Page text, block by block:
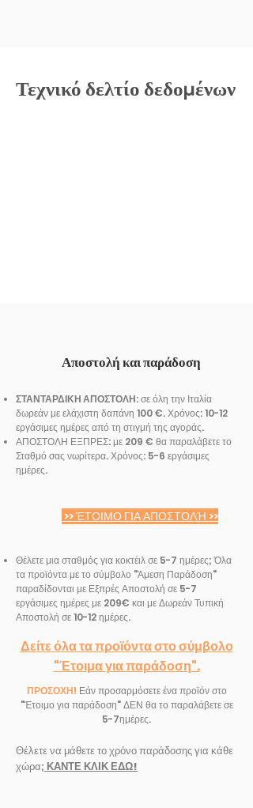
Τεχνικό δελτίο δεδομένων
Αποστολή και παράδοση
ΣΤΑΝΤΑΡΔΙΚΗ ΑΠΟΣΤΟΛΗ: σε όλη την Ιταλία
δωρεάν με ελάχιστη δαπάνη 100 €. Χρόνος: 10-12
εργάσιμες ημέρες από τη στιγμή της αγοράς.
ΑΠΟΣΤΟΛΗ ΕΞΠΡΕΣ: με 209 € θα παραλάβετε το
Σταθμό σας νωρίτερα. Χρόνος: 5-6 εργάσιμες
ημέρες.
>> ΈΤΟΙΜΟ ΓΙΑ ΑΠΟΣΤΟΛΉ >>
Θέλετε μια σταθμός για κοκτέιλ σε 5-7 ημέρες; Όλα
τα προϊόντα με το σύμβολο "Άμεση Παράδοση"
παραδίδονται με Εξπρές Αποστολή σε 5-7
εργάσιμες ημέρες με 209€ και με Δωρεάν Τυπική
Αποστολή σε 10-12 ημέρες.
Δείτε όλα τα προϊόντα στο σύμβολο
"Έτοιμα για παράδοση".
ΠΡΟΣΟΧΗ! Εάν προσαρμόσετε ένα προϊόν στο
"Έτοιμο για παράδοση" ΔΕΝ θα το παραλάβετε σε
5-7ημέρες.
Θέλετε να μάθετε το χρόνο παράδοσης για κάθε
χώρα; ΚΑΝΤΕ ΚΛΙΚ ΕΔΩ!